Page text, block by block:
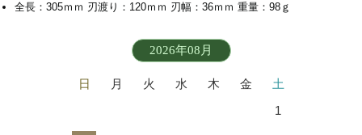
全長：305ｍｍ 刃渡り：120ｍｍ 刃幅：36ｍｍ 重量：98ｇ
2026年08月
日 月 火 水 木 金
土
1